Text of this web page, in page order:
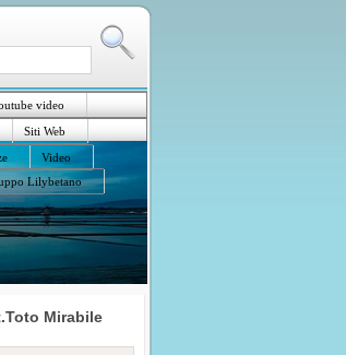
video
Siti Web
Video
Lilybetano
Mirabile